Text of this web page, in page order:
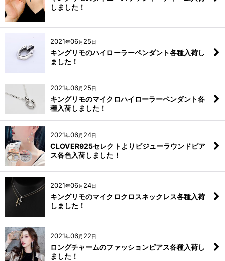
しました！
2021年06月 25日
キングリモのハイローラーペンダント各種入荷し
ました！
2021年06月 25日
キングリモのマイクロハイローラーペンダント各
種入荷しました！
2021年06月 24日
CLOVER925セレクトよりビジューラウンドピア
ス各色入荷しました！
2021年06月 24日
キングリモのマイクロクロスネックレス各種入荷
しました！
2021年06月 22日
ロングチャームのファッションピアス各種入荷し
ました！